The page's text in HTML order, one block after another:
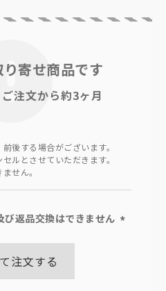
寄せ商品です
注文から約3ヶ月
後する場合がございます。
ルとさせていただきます。
せん。
び返品交換はできません
注文する